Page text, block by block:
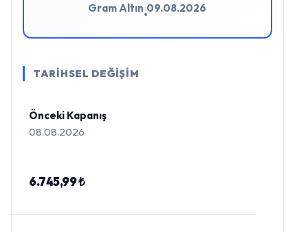
Gram Altın
•
09.08.2026
TARİHSEL DEĞİŞİM
Önceki Kapanış
08.08.2026
6.745,99 ₺